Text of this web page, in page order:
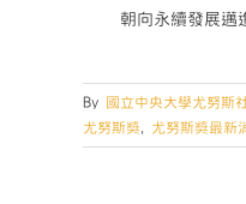
朝向永續發展邁
By 國立中央大學尤努斯
尤努斯獎, 尤努斯獎最新